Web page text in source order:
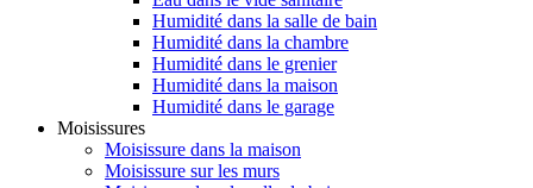
Humidité dans la salle de bain
Humidité dans la chambre
Humidité dans le grenier
Humidité dans la maison
Humidité dans le garage
Moisissures
Moisissure dans la maison
Moisissure sur les murs